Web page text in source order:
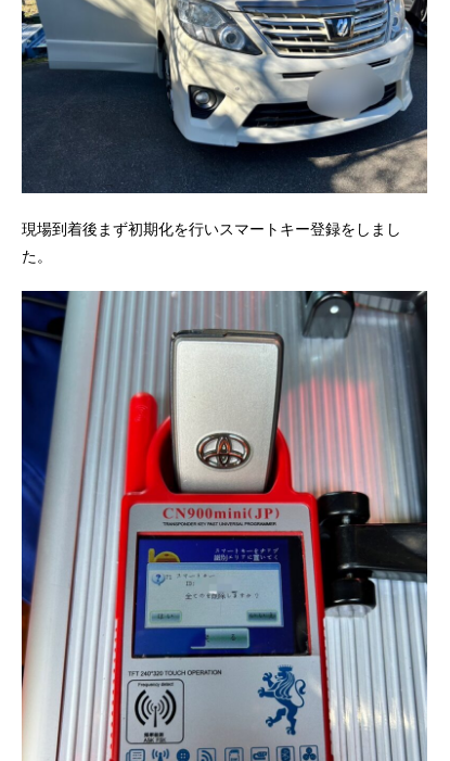
現場到着後まず初期化を行いスマートキー登録をしまし
た。